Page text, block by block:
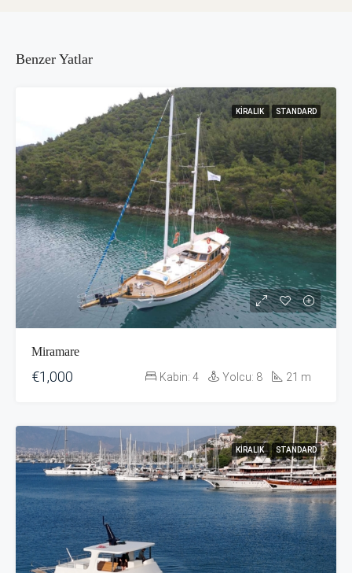
Benzer Yatlar
KIRALIK STANDARD
Miramare
€1,000 Kabin: 4 Yolcu: 8 21 m
KIRALIK STANDARD